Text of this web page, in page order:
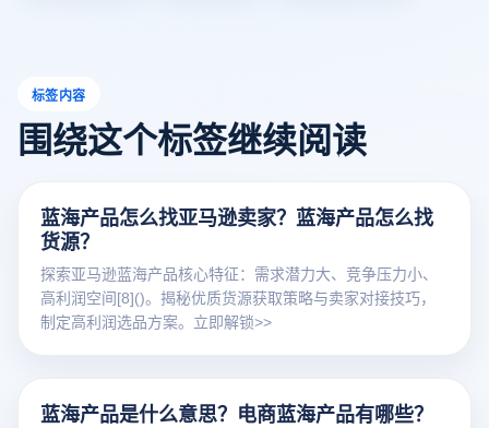
标签内容
围绕这个标签继续阅读
蓝海产品怎么找亚马逊卖家？蓝海产品怎么找
货源？
探索亚马逊蓝海产品核心特征：需求潜力大、竞争压力小、
高利润空间[8]()。揭秘优质货源获取策略与卖家对接技巧，
制定高利润选品方案。立即解锁>>
蓝海产品是什么意思？电商蓝海产品有哪些？